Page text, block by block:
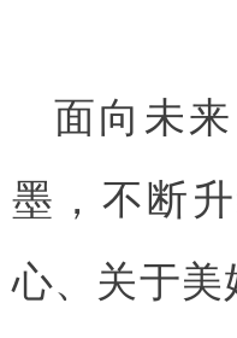
面向未
墨，不断
心、关于